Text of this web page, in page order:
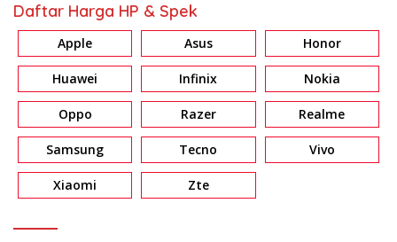
Daftar Harga HP & Spek
Apple Asus Honor
Huawei Infinix Nokia
Oppo Razer Realme
Samsung Tecno Vivo
Xiaomi Zte